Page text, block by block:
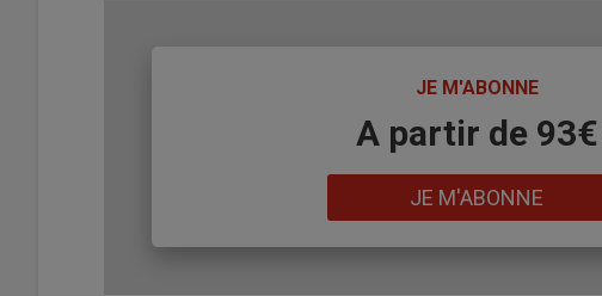
JE M'ABONNE
A partir de 93€
JE M'ABONNE